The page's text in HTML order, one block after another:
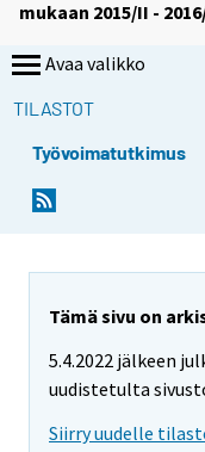
mukaan 2015/II -
Avaa valikko
TILASTOT
Työvoimatutkimus
Tämä sivu on
5.4.2022 jälkeen
uudistetulta
Siirry uudelle